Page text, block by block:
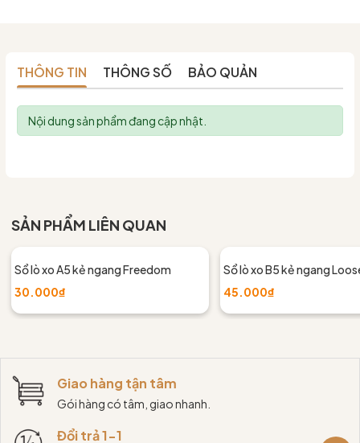
THÔNG TIN THÔNG SỐ BẢO QUẢN
Nội dung sản phẩm đang cập nhật.
SẢN PHẨM LIÊN QUAN
Sổ lò xo A5 kẻ ngang Freedom
30.000₫
Sổ lò xo B5 kẻ ngang
45.000₫
Giao hàng tận tâm
Gói hàng có tâm, giao nhanh.
Đổi trả 1-1